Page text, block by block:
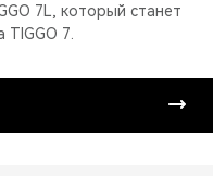
7L, который станет
7.